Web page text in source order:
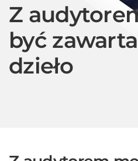
Z
być
dzieło